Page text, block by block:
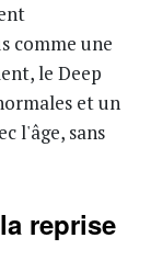
comme une
le Deep
et un
l'âge, sans
reprise